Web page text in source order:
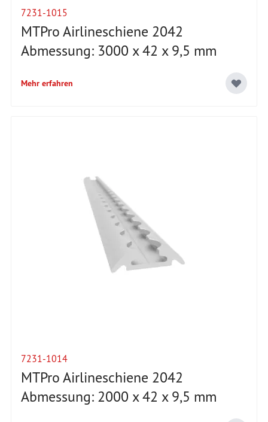
7231-1015
MTPro Airlineschiene 2042
Abmessung: 3000 x 42 x 9,5 mm
Mehr erfahren
7231-1014
MTPro Airlineschiene 2042
Abmessung: 2000 x 42 x 9,5 mm